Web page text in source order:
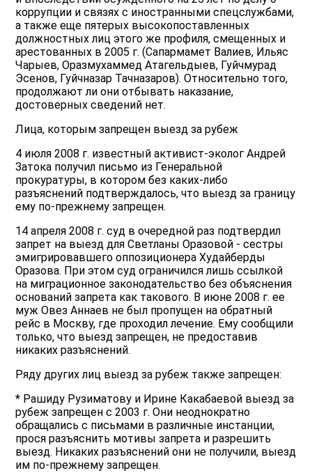
коррупции и связях с иностранными спецслужбами,
а также еще пятерых высокопоставленных
должностных лиц этого же профиля, смещенных и
арестованных в 2005 г. (Сапармамет Валиев, Ильяс
Чарыев, Оразмухаммед Атагельдыев, Гуйчмурад
Эсенов, Гуйчназар Тачназаров). Относительно того,
продолжают ли они отбывать наказание,
достоверных сведений нет.
Лица, которым запрещен выезд за рубеж
4 июля 2008 г. известный активист-эколог Андрей
Затока получил письмо из Генеральной
прокуратуры, в котором без каких-либо
разъяснений подтверждалось, что выезд за границу
ему по-прежнему запрещен.
14 апреля 2008 г. суд в очередной раз подтвердил
запрет на выезд для Светланы Оразовой - сестры
эмигрировавшего оппозиционера Худайберды
Оразова. При этом суд ограничился лишь ссылкой
на миграционное законодательство без объяснения
оснований запрета как такового. В июне 2008 г. ее
муж Овез Аннаев не был пропущен на обратный
рейс в Москву, где проходил лечение. Ему сообщили
только, что выезд запрещен, не предоставив
никаких разъяснений.
Ряду других лиц выезд за рубеж также запрещен:
* Рашиду Рузиматову и Ирине Какабаевой выезд за
рубеж запрещен с 2003 г. Они неоднократно
обращались с письмами в различные инстанции,
прося разъяснить мотивы запрета и разрешить
выезд. Никаких разъяснений они не получили, выезд
им по-прежнему запрещен.